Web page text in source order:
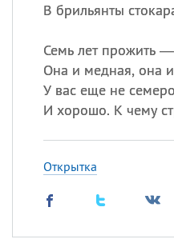
В брильянты
Семь лет прожить
Она и медная, она
У вас еще не
И хорошо. К чему
Открытка